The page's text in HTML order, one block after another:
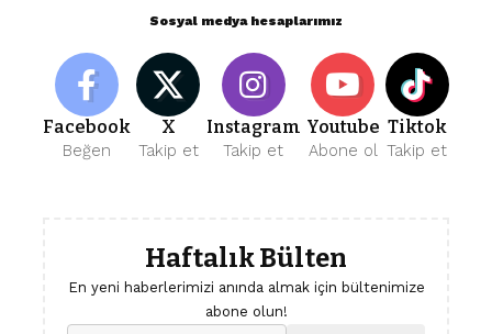
Sosyal medya hesaplarımız
Facebook
Beğen
X
Takip et
Instagram
Takip et
Youtube
Abone ol
Tiktok
Takip et
Haftalık Bülten
En yeni haberlerimizi anında almak için bültenimize
abone olun!